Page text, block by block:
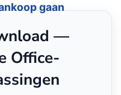
gaan
—
Office-